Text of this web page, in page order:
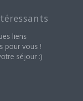
liens
pour vous !
séjour :)